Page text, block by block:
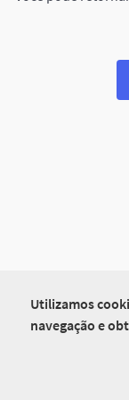
Utilizamos
navegação e